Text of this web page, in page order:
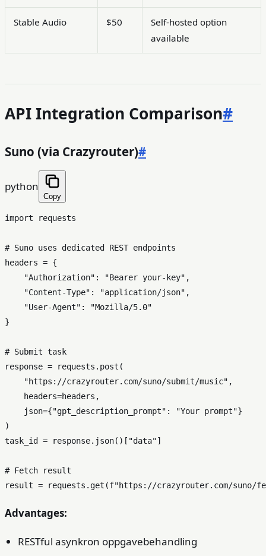
Stable Audio $50
Self-hosted option
available
API Integration Comparison#
Suno (via Crazyrouter)#
python
Copy
import requests
# Suno uses dedicated REST endpoints
headers = {
"Authorization" : "Bearer your-key" ,
"Content-Type" : "application/json" ,
"User-Agent" :
"Mozilla/5.0"
}
# Submit task
response = requests.post(
"https://crazyrouter.com/suno/submit/music" ,
    headers=headers,
    json={
"gpt_description_prompt" : "Your prompt"}
)
task_id = response.json()[ "data"]
# Fetch result
result = requests.get(f"https://crazyrouter.com/suno/
Advantages:
RESTful asynkron oppgavebehandling